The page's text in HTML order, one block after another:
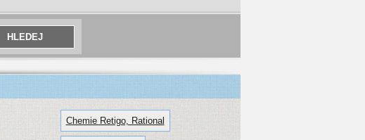
Chemie Retigo, Rational